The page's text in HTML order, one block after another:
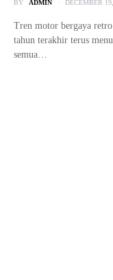
BY ADMIN DECEMBER
Tren motor bergaya
tahun terakhir terus
semua…